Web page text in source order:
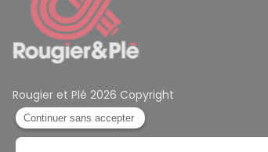
Rougier et Plé 2026 Copyright